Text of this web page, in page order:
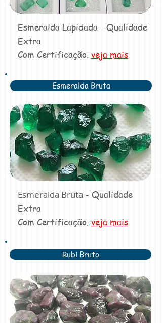
Esmeralda Lapidada - Qualidade
Extra
Com Certificação. veja mais
Esmeralda Bruta
Esmeralda Bruta - Qualidade
Extra
Com Certificação. veja mais
Rubi Bruto